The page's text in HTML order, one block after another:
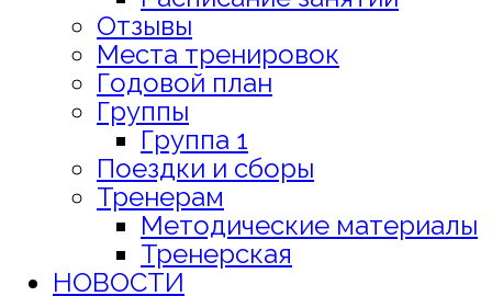
Отзывы
Места тренировок
Годовой план
Группы
Группа 1
Поездки и сборы
Тренерам
Методические материалы
Тренерская
НОВОСТИ